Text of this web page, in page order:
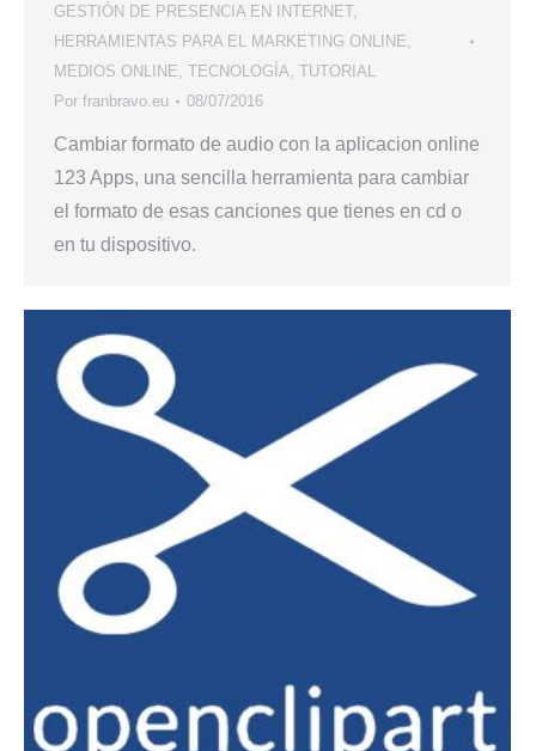
GESTIÓN DE PRESENCIA EN INTERNET,
HERRAMIENTAS PARA EL MARKETING ONLINE,
MEDIOS ONLINE, TECNOLOGÍA, TUTORIAL
Por franbravo.eu 08/07/2016
Cambiar formato de audio con la aplicacion online
123 Apps, una sencilla herramienta para cambiar
el formato de esas canciones que tienes en cd o
en tu dispositivo.